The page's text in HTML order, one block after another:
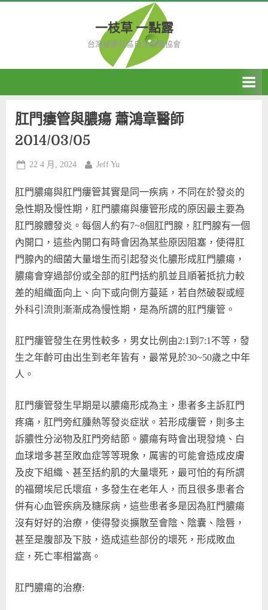
一枝草 一點露
台灣健康社區自主發展協會
肛門瘻管與膿瘍 蕭鴻章醫師
2014/03/05
Posted
22 4 月, 2024 By
Jeff Yu
肛門膿瘍與肛門瘻管其實是同一疾病，不同在於發炎的
急性期及慢性期，肛門膿瘍與瘻管形成的原因最主要為
肛門腺體發炎。每個人約有7~8個肛門腺，肛門腺有一個
內開口，這些內開口有時會因為某些原因阻塞，使得肛
門腺內的細菌大量增生而引起發炎化膿形成肛門膿瘍，
膿瘍會穿過部份或全部的肛門括約肌並且順著抵抗力較
差的組織面向上、向下或向側方蔓延，若自然破裂或經
外科引流則漸漸成為慢性期，是為所謂的肛門瘻管。
肛門瘻管發生在男性較多，男女比例由2:1到7:1不等，發
生之年齡可由出生到老年皆有，最常見於30~50歲之中年
人。
肛門瘻管發生早期是以膿瘍形成為主，患者多主訴肛門
疼痛，肛門旁紅腫熱等發炎症狀。若形成瘻管，則多主
訴膿性分泌物及肛門旁結節。膿瘍有時會出現發燒、白
血球增多甚至敗血症等等現象，厲害的可能會造成皮膚
及皮下組織、甚至括約肌的大量壞死，最可怕的有所謂
的福爾埃尼氏壞疽，多發生在老年人，而且很多患者合
併有心血管疾病及糖尿病，這些患者多是因為肛門膿瘍
沒有好好的治療，使得發炎擴散至會陰、陰囊、陰唇，
甚至是腹部及下肢，造成這些部份的壞死，形成敗血
症，死亡率相當高。
肛門膿瘍的治療: